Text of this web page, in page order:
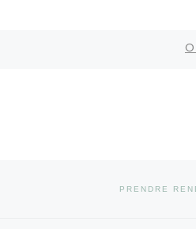
PRENDRE